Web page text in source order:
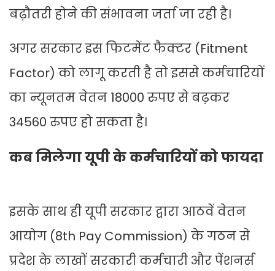
बढ़ौतरी होने की संभावना जर्ता जा रही है।
अगर सरकार इस फिटमेंट फैक्टर (Fitment
Factor) को लागू करती है तो इससे कर्मचारियों
का न्यूनतम वेतन 18000 रुपए से बढ़कर
34560 रुपए हो सकता है।
कब मिलेगा यूपी के कर्मचारियों को फायदा
इसके साथ ही यूपी सरकार द्वारा आठवें वेतन
आयोग (8th Pay Commission) के गठन से
प्रदेश के लाखों सरकारी कर्मचारी और पेंशनर्स